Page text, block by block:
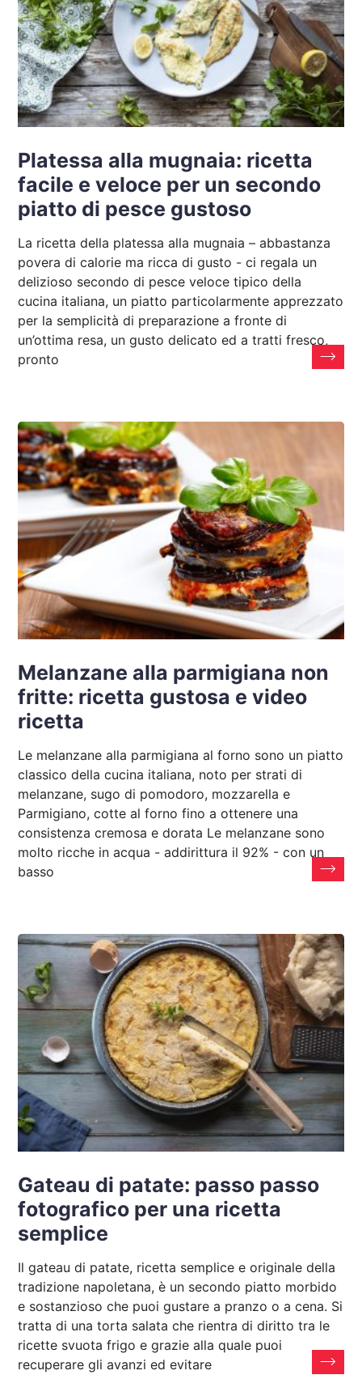
Platessa alla mugnaia: ricetta
facile e veloce per un secondo
piatto di pesce gustoso
La ricetta della platessa alla mugnaia – abbastanza
povera di calorie ma ricca di gusto - ci regala un
delizioso secondo di pesce veloce tipico della
cucina italiana, un piatto particolarmente apprezzato
per la semplicità di preparazione a fronte di
un’ottima resa, un gusto delicato ed a tratti fresco,
pronto
Melanzane alla parmigiana non
fritte: ricetta gustosa e video
ricetta
Le melanzane alla parmigiana al forno sono un piatto
classico della cucina italiana, noto per strati di
melanzane, sugo di pomodoro, mozzarella e
Parmigiano, cotte al forno fino a ottenere una
consistenza cremosa e dorata Le melanzane sono
molto ricche in acqua - addirittura il 92% - con un
basso
Gateau di patate: passo passo
fotografico per una ricetta
semplice
Il gateau di patate, ricetta semplice e originale della
tradizione napoletana, è un secondo piatto morbido
e sostanzioso che puoi gustare a pranzo o a cena. Si
tratta di una torta salata che rientra di diritto tra le
ricette svuota frigo e grazie alla quale puoi
recuperare gli avanzi ed evitare